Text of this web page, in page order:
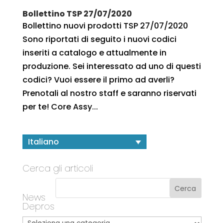
Bollettino TSP 27/07/2020
Bollettino nuovi prodotti TSP 27/07/2020
Sono riportati di seguito i nuovi codici
inseriti a catalogo e attualmente in
produzione. Sei interessato ad uno di questi
codici? Vuoi essere il primo ad averli?
Prenotali al nostro staff e saranno riservati
per te! Core Assy...
Italiano
Cerca gli articoli
News
Depros